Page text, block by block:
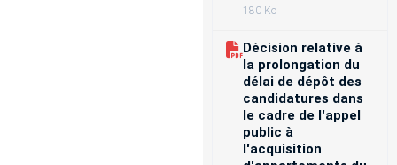
180 Ko
Décision relative à
la prolongation du
délai de dépôt des
candidatures dans
le cadre de l'appel
public à
l'acquisition